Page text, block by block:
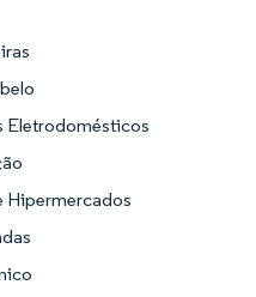
Eletrodomésticos
Hipermercados